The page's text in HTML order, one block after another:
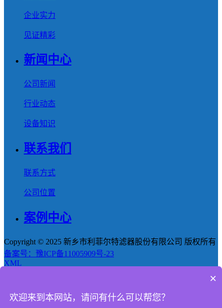
企业实力
见证精彩
新闻中心
公司新闻
行业动态
设备知识
联系我们
联系方式
公司位置
案例中心
Copyright © 2025 新乡市利菲尔特滤器股份有限公司 版权所有
备案号：豫ICP备11005909号-23
XML
产品
×
欢迎来到本网站，请问有什么可以帮您？